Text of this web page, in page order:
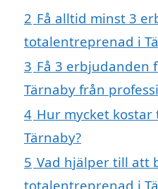
2 Få alltid minst 3
totalentreprenad i
3 Få 3 erbjudanden
Tärnaby från
4 Hur mycket
Tärnaby?
5 Vad hjälper till att
totalentreprenad i